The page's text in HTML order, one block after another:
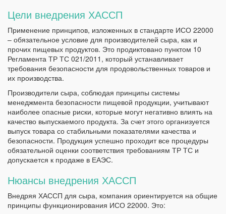
Цели внедрения ХАССП
Применение принципов, изложенных в стандарте ИСО 22000
– обязательное условие для производителей сыра, как и
прочих пищевых продуктов. Это продиктовано пунктом 10
Регламента ТР ТС 021/2011, который устанавливает
требования безопасности для продовольственных товаров и
их производства.
Производители сыра, соблюдая принципы системы
менеджмента безопасности пищевой продукции, учитывают
наиболее опасные риски, которые могут негативно влиять на
качество выпускаемого продукта. За счет этого организуется
выпуск товара со стабильными показателями качества и
безопасности. Продукция успешно проходит все процедуры
обязательной оценки соответствия требованиям ТР ТС и
допускается к продаже в ЕАЭС.
Нюансы внедрения ХАССП
Внедряя ХАССП для сыра, компания ориентируется на общие
принципы функционирования ИСО 22000. Это: